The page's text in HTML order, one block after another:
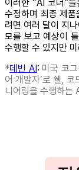
이러한 “AI 코더”
수정하며 최종 제품
려면 여러 달이 지
모를 보고 예상이
수행할 수 있지만
*데빈 AI : 미국 코
어 개발자’로 쉘,
니어링을 수행하는